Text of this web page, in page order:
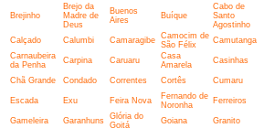
Brejinho
Brejo da
Madre de
Deus
Buenos
Aires
Buíque
Cabo de
Santo
Agostinho
Calçado Calumbi Camaragibe Camocim de
São Félix
Camutanga
Carnaubeira
da Penha
Carpina Caruaru
Casa
Amarela
Casinhas
Chã Grande Condado Correntes Cortês Cumaru
Escada Exu Feira Nova
Fernando de
Noronha
Ferreiros
Gameleira Garanhuns Glória do
Goitá
Goiana Granito